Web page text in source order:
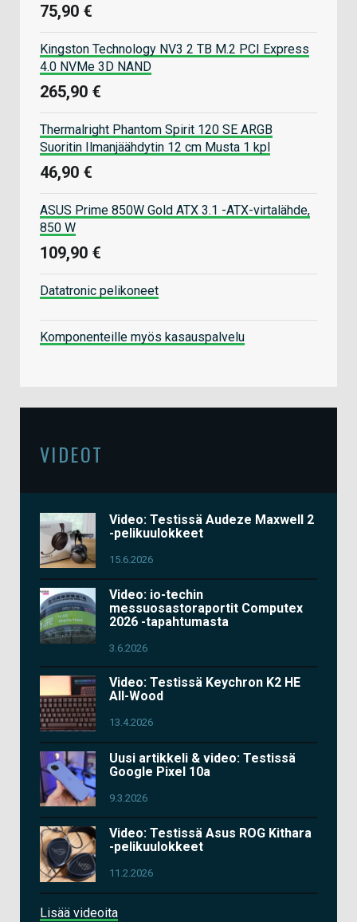
75,90 €
Kingston Technology NV3 2 TB M.2 PCI Express
4.0 NVMe 3D NAND
265,90 €
Thermalright Phantom Spirit 120 SE ARGB
Suoritin Ilmanjäähdytin 12 cm Musta 1 kpl
46,90 €
ASUS Prime 850W Gold ATX 3.1 -ATX-virtalähde,
850 W
109,90 €
Datatronic pelikoneet
Komponenteille myös kasauspalvelu
VIDEOT
Video: Testissä Audeze Maxwell 2
-pelikuulokkeet
15.6.2026
Video: io-techin
messuosastoraportit Computex
2026 -tapahtumasta
3.6.2026
Video: Testissä Keychron K2 HE
All-Wood
13.4.2026
Uusi artikkeli & video: Testissä
Google Pixel 10a
9.3.2026
Video: Testissä Asus ROG Kithara
-pelikuulokkeet
11.2.2026
Lisää videoita